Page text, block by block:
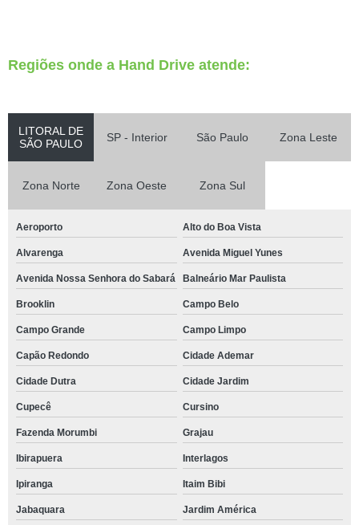
Regiões onde a Hand Drive atende:
LITORAL DE
SÃO PAULO
SP - Interior São Paulo Zona Leste
Zona Norte Zona Oeste Zona Sul
Aeroporto Alto do Boa Vista
Alvarenga Avenida Miguel Yunes
Avenida Nossa Senhora do Sabará Balneário Mar Paulista
Brooklin Campo Belo
Campo Grande Campo Limpo
Capão Redondo Cidade Ademar
Cidade Dutra Cidade Jardim
Cupecê Cursino
Fazenda Morumbi Grajau
Ibirapuera Interlagos
Ipiranga Itaim Bibi
Jabaquara Jardim América